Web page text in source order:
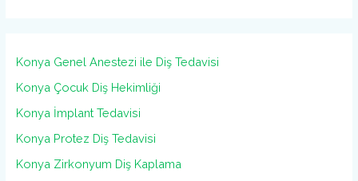
Konya Genel Anestezi ile Diş Tedavisi
Konya Çocuk Diş Hekimliği
Konya İmplant Tedavisi
Konya Protez Diş Tedavisi
Konya Zirkonyum Diş Kaplama